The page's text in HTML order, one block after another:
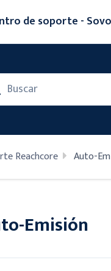
de soporte -
Reachcore Auto-
Emisión